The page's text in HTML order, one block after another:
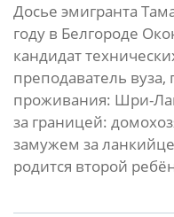
Досье эмигранта
году в Белгороде
кандидат
преподаватель
проживания: Шри-
за границей:
замужем за
родится второй